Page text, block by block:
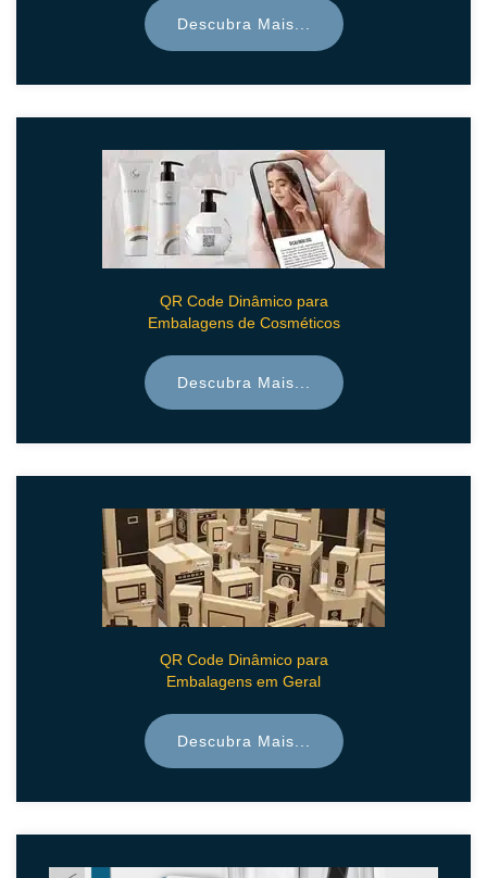
Descubra Mais...
QR Code Dinâmico para
Embalagens de Cosméticos
Descubra Mais...
QR Code Dinâmico para
Embalagens em Geral
Descubra Mais...